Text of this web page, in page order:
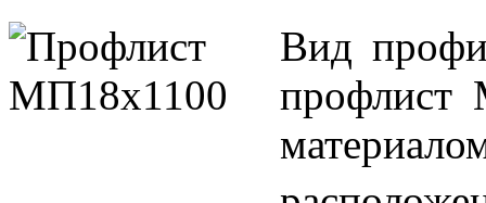
Вид
профлист